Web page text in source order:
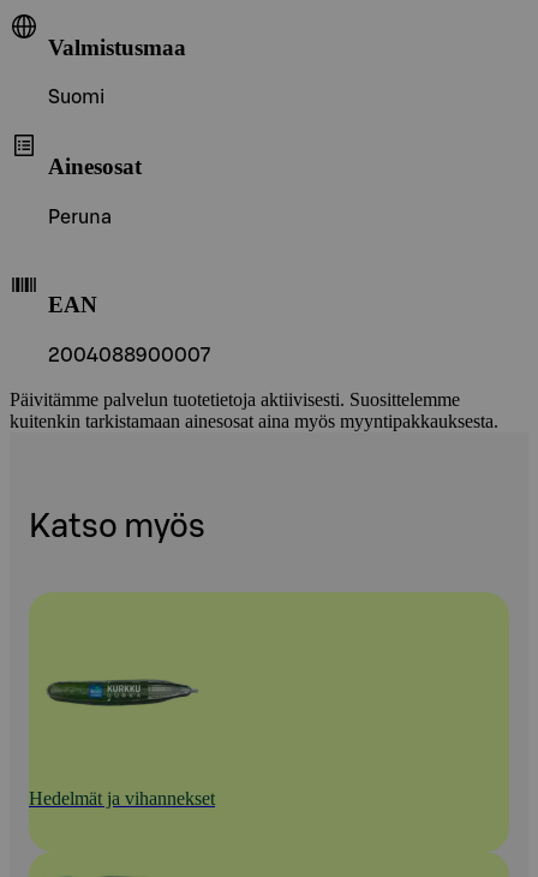
Valmistusmaa
Suomi
Ainesosat
Peruna
EAN
2004088900007
Päivitämme palvelun tuotetietoja aktiivisesti. Suosittelemme
kuitenkin tarkistamaan ainesosat aina myös myyntipakkauksesta.
Katso myös
Hedelmät ja vihannekset